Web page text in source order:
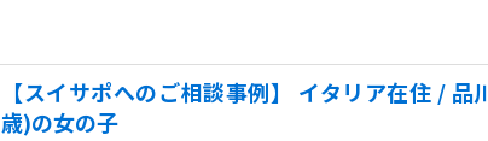
【スイサポへのご相談事例】 イタリア在住 /
歳)の女の子